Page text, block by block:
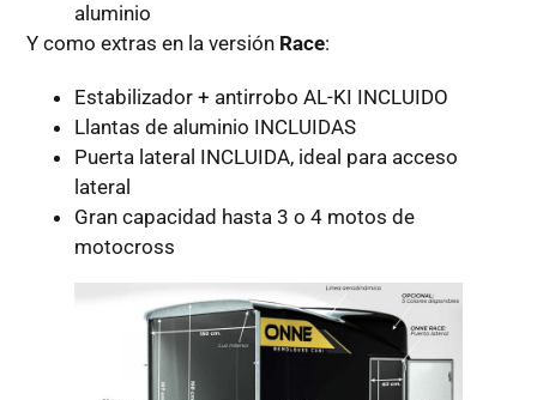
aluminio
Y como extras en la versión Race:
Estabilizador + antirrobo AL-KI INCLUIDO
Llantas de aluminio INCLUIDAS
Puerta lateral INCLUIDA, ideal para acceso
lateral
Gran capacidad hasta 3 o 4 motos de
motocross